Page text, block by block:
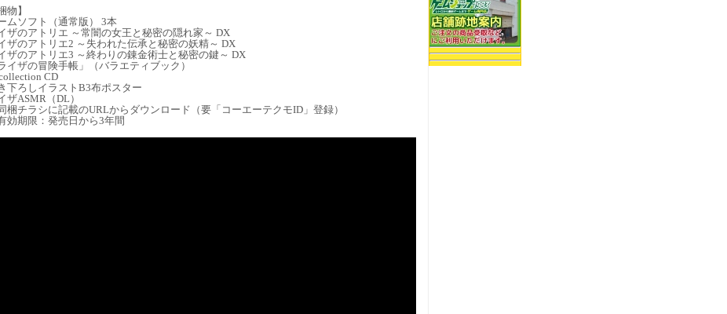
物】
ムソフト（通常版） 3本
ザのアトリエ ～常闇の女王と秘密の隠れ家～ DX
ザのアトリエ2 ～失われた伝承と秘密の妖精～ DX
ザのアトリエ3 ～終わりの錬金術士と秘密の鍵～ DX
イザの冒険手帳」（バラエティブック）
CD
下ろしイラストB3布ポスター
ザASMR（DL）
チラシに記載のURLからダウンロード（要「コーエーテクモID」登録）
期限：発売日から3年間